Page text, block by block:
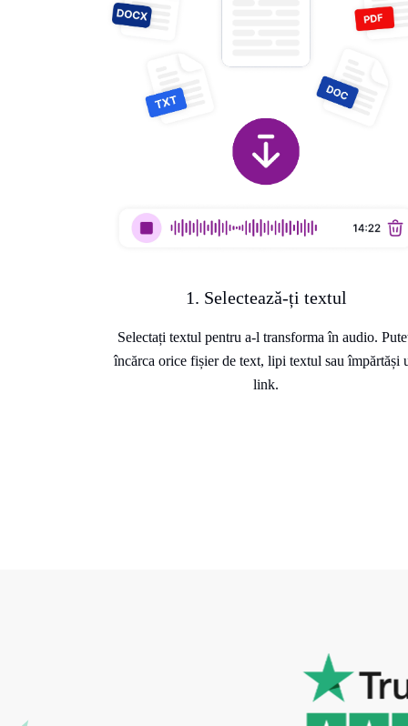
1. Selectează-ți textul
Selectați textul pentru a-l transforma în audio.
încărca orice fișier de text, lipi textul sau împărtăși
link.